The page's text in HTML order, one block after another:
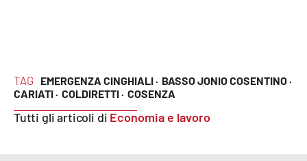
TAG EMERGENZA CINGHIALI · BASSO JONIO COSENTINO ·
CARIATI · COLDIRETTI · COSENZA
Tutti gli articoli di Economia e lavoro